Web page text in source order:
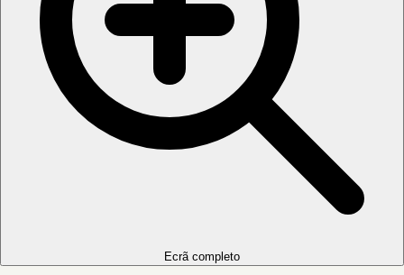
Ecrã completo